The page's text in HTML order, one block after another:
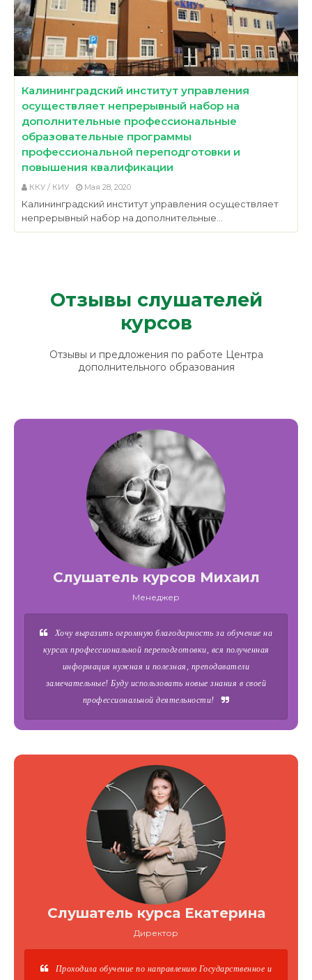
Калининградский институт управления
осуществляет непрерывный набор на
дополнительные профессиональные
образовательные программы
профессиональной переподготовки и
повышения квалификации
ККУ / КИУ Мая 28, 2020
Калининградский институт управления осуществляет
непрерывный набор на дополнительные…
Отзывы слушателей
курсов
Отзывы и предложения по работе Центра
дополнительного образования
Слушатель курсов Михаил
Менеджер
Хочу выразить огромную благодарность за обучение на
курсах профессиональной переподготовки, вся полученная
информация нужная и полезная, преподаватели
замечательные! Буду использовать новые знания в своей
профессиональной деятельности!
Слушатель курса Екатерина
Директор
Проходила обучение по направлению Государственное и